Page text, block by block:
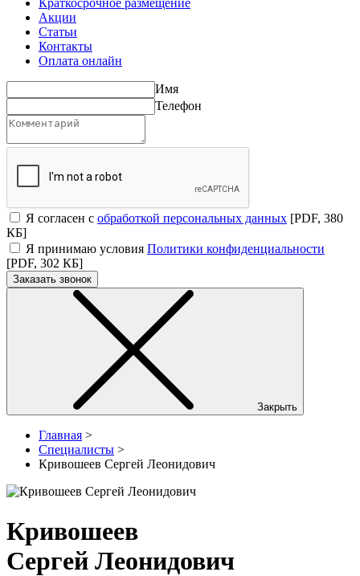
Краткосрочное размещение
Акции
Статьи
Контакты
Оплата онлайн
Имя
Телефон
Я согласен с обработкой персональных данных [PDF, 380
КБ]
Я принимаю условия Политики конфиденциальности
[PDF, 302 КБ]
Заказать звонок
Закрыть
Главная >
Специалисты >
Кривошеев Сергей Леонидович
Кривошеев
Сергей Леонидович